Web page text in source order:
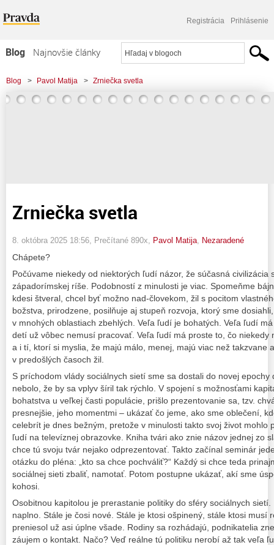
Registrácia Prihlásenie
Blog
Najnovšie články
Najčítanejšie články
Najkomentovanejšie články
Blog > Pavol Matija > Zrniečka svetla
Zrniečka svetla
8. októbra 2025 18:56 , Prečítané 890x, Pavol Matija Nezaradené
Chápete?
Počúvame niekedy od niektorých ľudí názor, že súčasná civilizácia
západorímskej ríše. Podobností z minulosti je viac. Spomeňme
kdesi štveral, chcel byť možno nad-človekom, žil s pocitom
božstva, prirodzene, posilňuje aj stupeň rozvoja, ktorý sme
v mnohých oblastiach zbehlých. Veľa ľudí je bohatých. Veľa ľudí
detí už vôbec nemusí pracovať. Veľa ľudí má proste to, čo niekedy
a i tí, ktorí si myslia, že majú málo, menej, majú viac než takzvane
v predošlých časoch žil.
S príchodom vlády sociálnych sietí sme sa dostali do novej
nebolo, že by sa vplyv šíril tak rýchlo. V spojení s možnosťami
bohatstva u veľkej časti populácie, prišlo prezentovanie sa, tzv.
presnejšie, jeho momentmi – ukázať čo jeme, ako sme oblečení,
celebrít je dnes bežným, pretože v minulosti takto svoj život mohlo
ľudí na televíznej obrazovke. Kniha tvári ako znie názov jednej zo
chce tú svoju tvár nejako odprezentovať. Takto začínal seminár
otázku do pléna: „kto sa chce pochváliť?“ Každý si chce teda
sociálnej sieti zbaliť, namotať. Potom postupne ukázať, akí sme
kohosi.
Osobitnou kapitolou je prerastanie politiky do sféry sociálnych
naplno. Stále je čosi nové. Stále je ktosi ošpinený, stále ktosi musí
preniesol už asi úplne všade. Rodiny sa rozhádajú, podnikatelia
záujem o kontakt. Načo? Veď reálne tú politiku nerobí až tak veľa